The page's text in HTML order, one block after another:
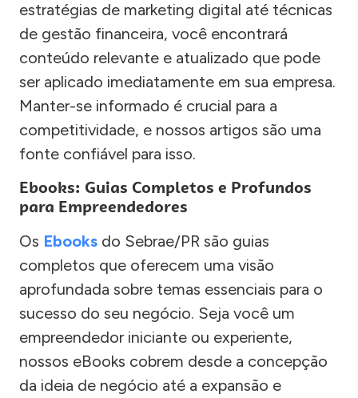
estratégias de marketing digital até técnicas
de gestão financeira, você encontrará
conteúdo relevante e atualizado que pode
ser aplicado imediatamente em sua empresa.
Manter-se informado é crucial para a
competitividade, e nossos artigos são uma
fonte confiável para isso.
Ebooks: Guias Completos e Profundos
para Empreendedores
Os Ebooks do Sebrae/PR são guias
completos que oferecem uma visão
aprofundada sobre temas essenciais para o
sucesso do seu negócio. Seja você um
empreendedor iniciante ou experiente,
nossos eBooks cobrem desde a concepção
da ideia de negócio até a expansão e